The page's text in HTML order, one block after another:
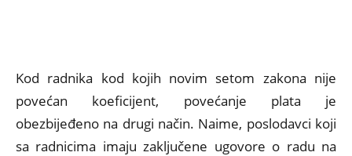
Kod radnika kod kojih novim setom zakona nije
povećan koeficijent, povećanje plata je
obezbijeđeno na drugi način. Naime, poslodavci koji
sa radnicima imaju zaključene ugovore o radu na